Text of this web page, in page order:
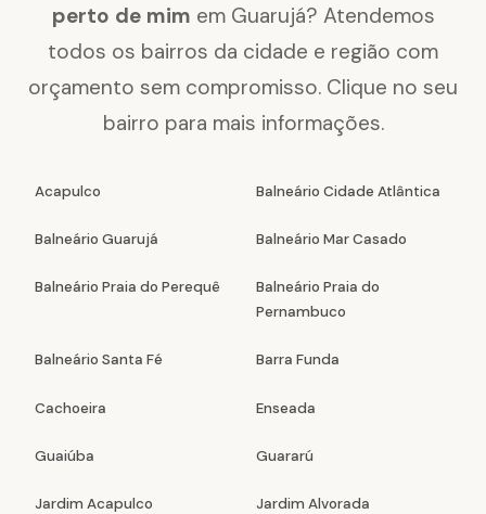
perto de mim em Guarujá? Atendemos
todos os bairros da cidade e região com
orçamento sem compromisso. Clique no seu
bairro para mais informações.
Acapulco Balneário Cidade Atlântica
Balneário Guarujá Balneário Mar Casado
Balneário Praia do Perequê
Balneário Praia do
Pernambuco
Balneário Santa Fé Barra Funda
Cachoeira Enseada
Guaiúba Guararú
Jardim Acapulco Jardim Alvorada